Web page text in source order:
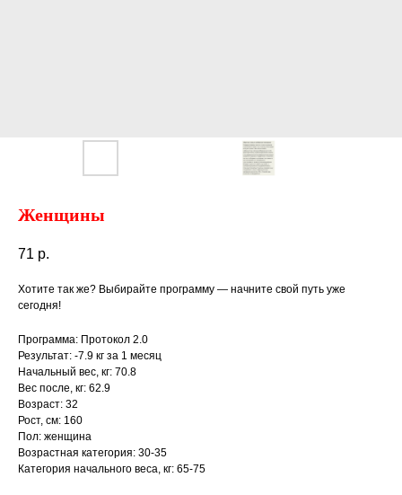
Женщины
71 р.
Хотите так же? Выбирайте программу — начните свой путь уже
сегодня!
Программа: Протокол 2.0
Результат: -7.9 кг за 1 месяц
Начальный вес, кг: 70.8
Вес после, кг: 62.9
Возраст: 32
Рост, см: 160
Пол: женщина
Возрастная категория: 30-35
Категория начального веса, кг: 65-75